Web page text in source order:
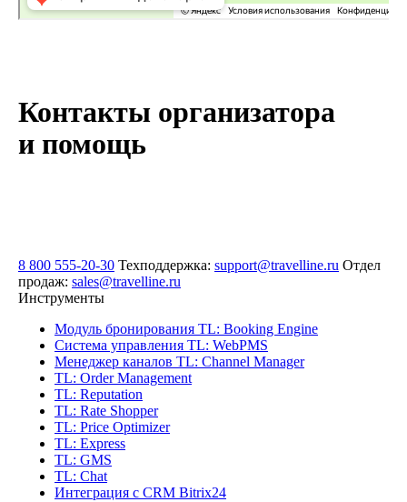
Контакты организатора
и помощь
8 800 555-20-30 Техподдержка: support@travelline.ru Отдел
продаж: sales@travelline.ru
Инструменты
Модуль бронирования TL: Booking Engine
Система управления TL: WebPMS
Менеджер каналов TL: Channel Manager
TL: Order Management
TL: Reputation
TL: Rate Shopper
TL: Price Optimizer
TL: Express
TL: GMS
TL: Chat
Интеграция с CRM Bitrix24